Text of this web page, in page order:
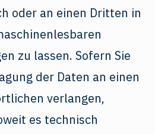
oder an einen Dritten in
zu lassen. Sofern Sie
der Daten an einen
verlangen,
es technisch